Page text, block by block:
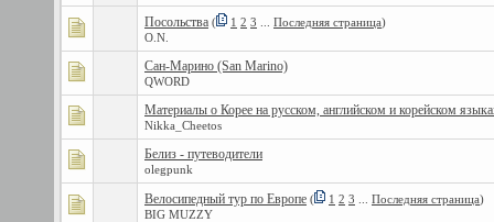
Посольства ( 1 2 3 Последняя страница)
O.N.
Сан-Марино (San Marino)
QWORD
Материалы о Корее на русском, английском и корейском
Nikka_Cheetos
Белиз - путеводители
olegpunk
Велосипедный тур по Европе ( 1 2 3 Последняя страница)
BIG MUZZY